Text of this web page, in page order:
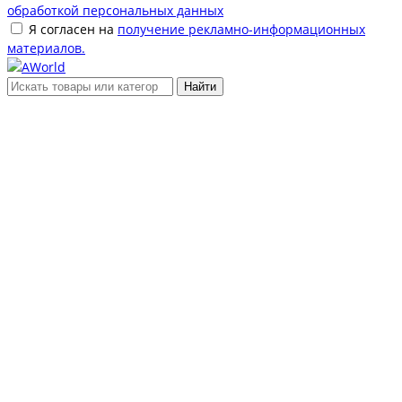
обработкой персональных данных
Я согласен на получение рекламно-информационных
материалов.
Найти